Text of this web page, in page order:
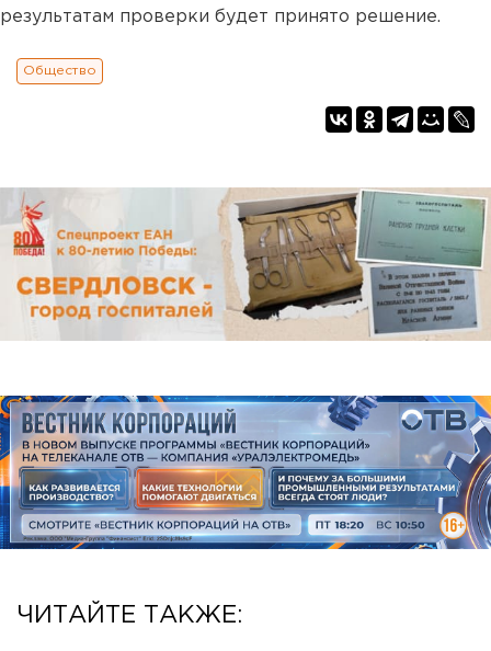
результатам проверки будет принято решение.
Общество
ЧИТАЙТЕ ТАКЖЕ: